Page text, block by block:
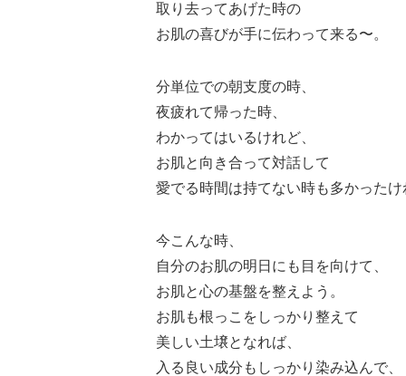
取り去ってあげた時の
お肌の喜びが手に伝わって来る〜。
分単位での朝支度の時、
夜疲れて帰った時、
わかってはいるけれど、
お肌と向き合って対話して
愛でる時間は持てない時も多かったけ
今こんな時、
自分のお肌の明日にも目を向けて、
お肌と心の基盤を整えよう。
お肌も根っこをしっかり整えて
美しい土壌となれば、
入る良い成分もしっかり染み込んで、